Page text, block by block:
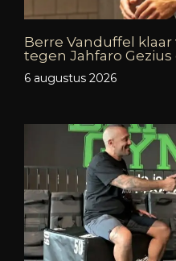
Berre Vanduffel
tegen Jahfaro
6 augustus 2026